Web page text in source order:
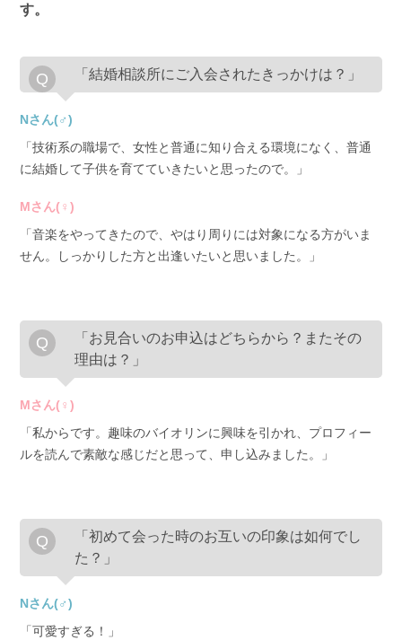
す。
「結婚相談所にご入会されたきっかけは？」
Nさん(♂)
「技術系の職場で、女性と普通に知り合える環境になく、普通
に結婚して子供を育てていきたいと思ったので。」
Mさん(♀)
「音楽をやってきたので、やはり周りには対象になる方がいま
せん。しっかりした方と出逢いたいと思いました。」
「お見合いのお申込はどちらから？またその
理由は？」
Mさん(♀)
「私からです。趣味のバイオリンに興味を引かれ、プロフィー
ルを読んで素敵な感じだと思って、申し込みました。」
「初めて会った時のお互いの印象は如何でし
た？」
Nさん(♂)
「可愛すぎる！」